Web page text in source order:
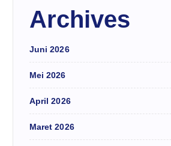
Archives
Juni 2026
Mei 2026
April 2026
Maret 2026